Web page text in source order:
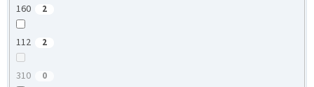
160 2
112 2
310 0